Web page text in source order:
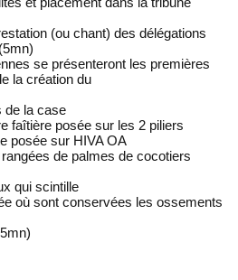
(ou chant) des délégations
se présenteront les premières
la création du
de la case
faîtière posée sur les 2 piliers
posée sur HIVA OA
de palmes de cocotiers
qui scintille
où sont conservées les ossements